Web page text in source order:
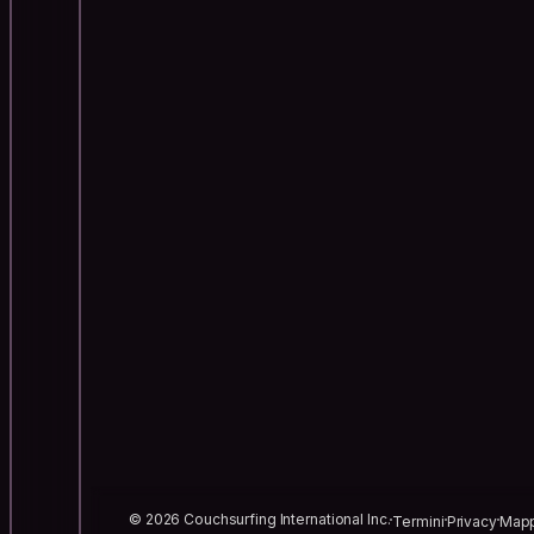
© 2026 Couchsurfing International Inc.TerminiPrivacy